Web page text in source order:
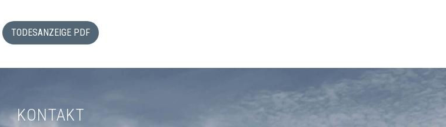
TODESANZEIGE PDF
KONTAKT